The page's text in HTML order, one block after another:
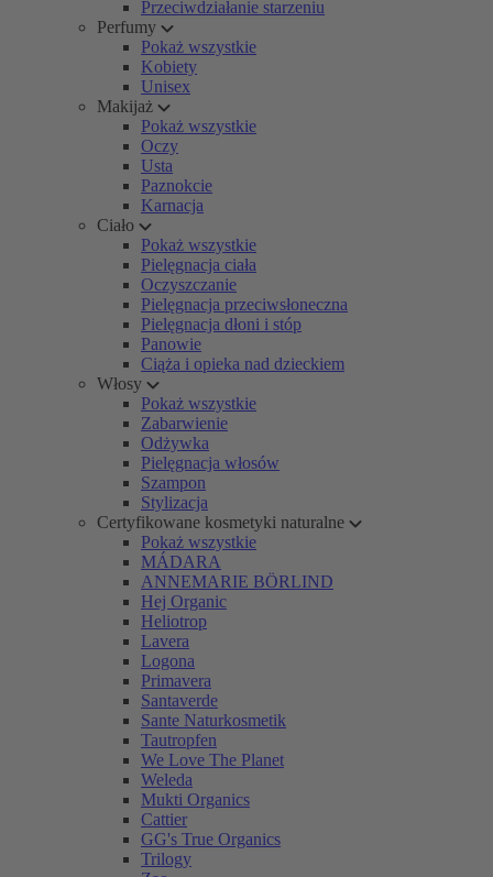
Przeciwdziałanie starzeniu
Perfumy
Pokaż wszystkie
Kobiety
Unisex
Makijaż
Pokaż wszystkie
Oczy
Usta
Paznokcie
Karnacja
Ciało
Pokaż wszystkie
Pielęgnacja ciała
Oczyszczanie
Pielęgnacja przeciwsłoneczna
Pielęgnacja dłoni i stóp
Panowie
Ciąża i opieka nad dzieckiem
Włosy
Pokaż wszystkie
Zabarwienie
Odżywka
Pielęgnacja włosów
Szampon
Stylizacja
Certyfikowane kosmetyki naturalne
Pokaż wszystkie
MÁDARA
ANNEMARIE BÖRLIND
Hej Organic
Heliotrop
Lavera
Logona
Primavera
Santaverde
Sante Naturkosmetik
Tautropfen
We Love The Planet
Weleda
Mukti Organics
Cattier
GG's True Organics
Trilogy